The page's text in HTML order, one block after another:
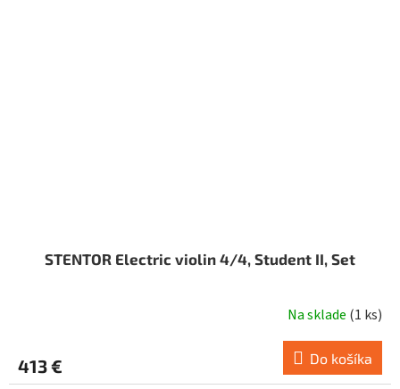
STENTOR Electric violin 4/4, Student II, Set
produktu
je
Na sklade (1 ks)
413 € Do košíka